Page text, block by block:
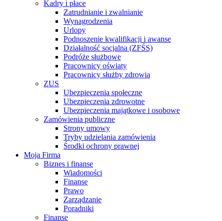
Kadry i płace
Zatrudnianie i zwalnianie
Wynagrodzenia
Urlopy
Podnoszenie kwalifikacji i awanse
Działalność socjalna (ZFŚS)
Podróże służbowe
Pracownicy oświaty
Pracownicy służby zdrowia
ZUS
Ubezpieczenia społeczne
Ubezpieczenia zdrowotne
Ubezpieczenia majątkowe i osobowe
Zamówienia publiczne
Strony umowy
Tryby udzielania zamówienia
Środki ochrony prawnej
Moja Firma
Biznes i finanse
Wiadomości
Finanse
Prawo
Zarządzanie
Poradniki
Finanse